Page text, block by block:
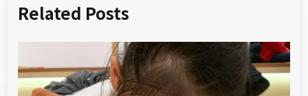
Related Posts